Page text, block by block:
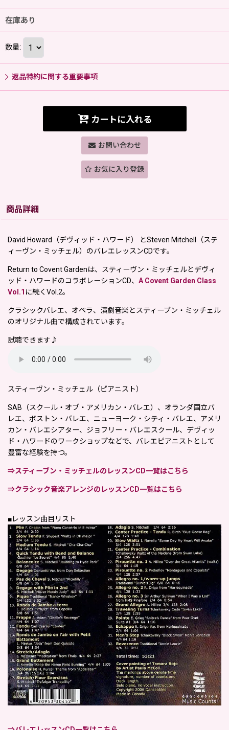
在庫あり
数量:
返品特約に関する重要事項
カートに入れる
お問い合わせ
お気に入り登録
商品詳細
David Howard（デヴィッド・ハワード） とSteven Mitchell（ステ
ィーヴン・ミッチェル）のバレエレッスンCDです。
Return to Covent Gardenは、スティーヴン・ミッチェルとデヴィ
ッド・ハワードのコラボレーションCD、 A Covent Garden Class
Vol.1 に続くVol.2。
クラシックバレエ、オペラ、演劇音楽とスティーブン・ミッチェル
のオリジナル曲で構成されています。
試聴できます♪
スティーヴン・ミッチェル（ピアニスト）
SAB（スクール・オブ・アメリカン・バレエ）、オランダ国立バ
レエ、ボストン・バレエ、ニューヨーク・シティ・バレエ、アメリ
カン・バレエシアター、ジョフリー・バレエスクール、デヴィッ
ド・ハワードのワークショップなどで、バレエピアニストとして
豊富な経験を持つ。
⇒スティーブン・ミッチェルのレッスンCD一覧はこちら
⇒クラシック音楽アレンジのレッスンCD一覧はこちら
■レッスン曲目リスト